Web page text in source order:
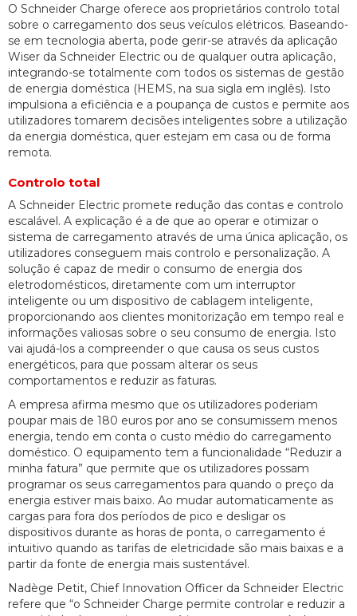
O Schneider Charge oferece aos proprietários controlo total
sobre o carregamento dos seus veículos elétricos. Baseando-
se em tecnologia aberta, pode gerir-se através da aplicação
Wiser da Schneider Electric ou de qualquer outra aplicação,
integrando-se totalmente com todos os sistemas de gestão
de energia doméstica (HEMS, na sua sigla em inglês). Isto
impulsiona a eficiência e a poupança de custos e permite aos
utilizadores tomarem decisões inteligentes sobre a utilização
da energia doméstica, quer estejam em casa ou de forma
remota.
Controlo total
A Schneider Electric promete redução das contas e controlo
escalável. A explicação é a de que ao operar e otimizar o
sistema de carregamento através de uma única aplicação, os
utilizadores conseguem mais controlo e personalização. A
solução é capaz de medir o consumo de energia dos
eletrodomésticos, diretamente com um interruptor
inteligente ou um dispositivo de cablagem inteligente,
proporcionando aos clientes monitorização em tempo real e
informações valiosas sobre o seu consumo de energia. Isto
vai ajudá-los a compreender o que causa os seus custos
energéticos, para que possam alterar os seus
comportamentos e reduzir as faturas.
A empresa afirma mesmo que os utilizadores poderiam
poupar mais de 180 euros por ano se consumissem menos
energia, tendo em conta o custo médio do carregamento
doméstico. O equipamento tem a funcionalidade “Reduzir a
minha fatura” que permite que os utilizadores possam
programar os seus carregamentos para quando o preço da
energia estiver mais baixo. Ao mudar automaticamente as
cargas para fora dos períodos de pico e desligar os
dispositivos durante as horas de ponta, o carregamento é
intuitivo quando as tarifas de eletricidade são mais baixas e a
partir da fonte de energia mais sustentável.
Nadège Petit, Chief Innovation Officer da Schneider Electric
refere que “o Schneider Charge permite controlar e reduzir a